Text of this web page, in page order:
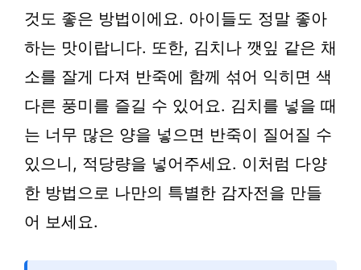
것도 좋은 방법이에요. 아이들도 정말 좋아
하는 맛이랍니다. 또한, 김치나 깻잎 같은 채
소를 잘게 다져 반죽에 함께 섞어 익히면 색
다른 풍미를 즐길 수 있어요. 김치를 넣을 때
는 너무 많은 양을 넣으면 반죽이 질어질 수
있으니, 적당량을 넣어주세요. 이처럼 다양
한 방법으로 나만의 특별한 감자전을 만들
어 보세요.